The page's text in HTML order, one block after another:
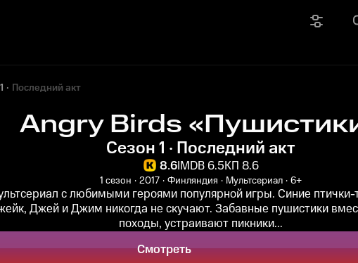
Последний акт
Angry Birds
Сезон 1 · Последний акт
8.6IMDB 6.5КП 8.6
1 сезон 2017 Финляндия Мультсериал 6+
с любимыми героями популярной игры. Синие
Джей и Джим никогда не скучают. Забавные пушистики
походы, устраивают пикники...
Смотреть